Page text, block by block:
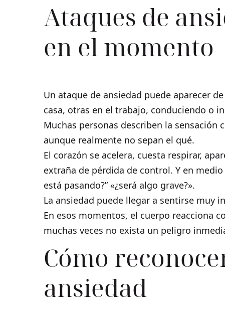
Ataques de
en el momento
Un ataque de ansiedad puede aparecer
casa, otras en el trabajo, conduciendo o
Muchas personas describen la sensación
aunque realmente no sepan el qué.
El corazón se acelera, cuesta respirar,
extraña de pérdida de control. Y en
está pasando?” «¿será algo grave?».
La ansiedad puede llegar a sentirse muy
En esos momentos, el cuerpo reacciona
muchas veces no exista un peligro
Cómo
ansiedad